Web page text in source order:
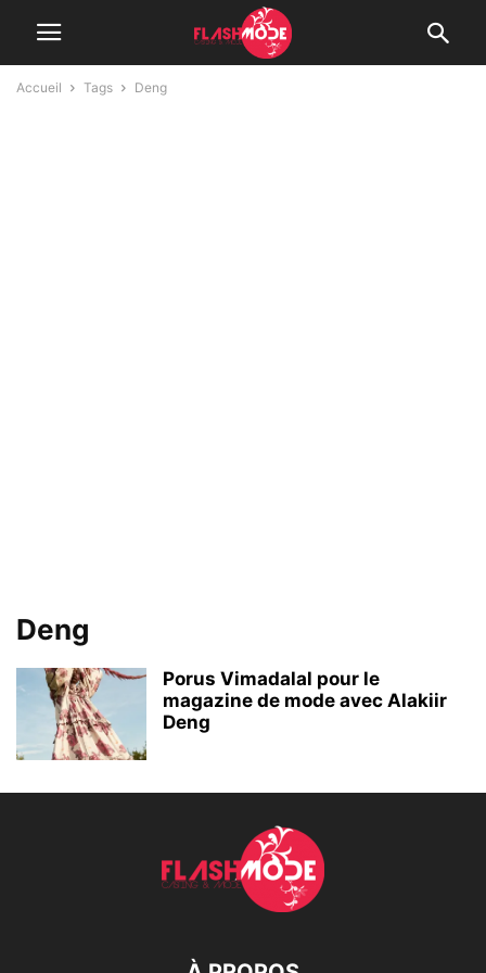
Accueil Tags Deng
Deng
Porus Vimadalal pour le
magazine de mode avec Alakiir
Deng